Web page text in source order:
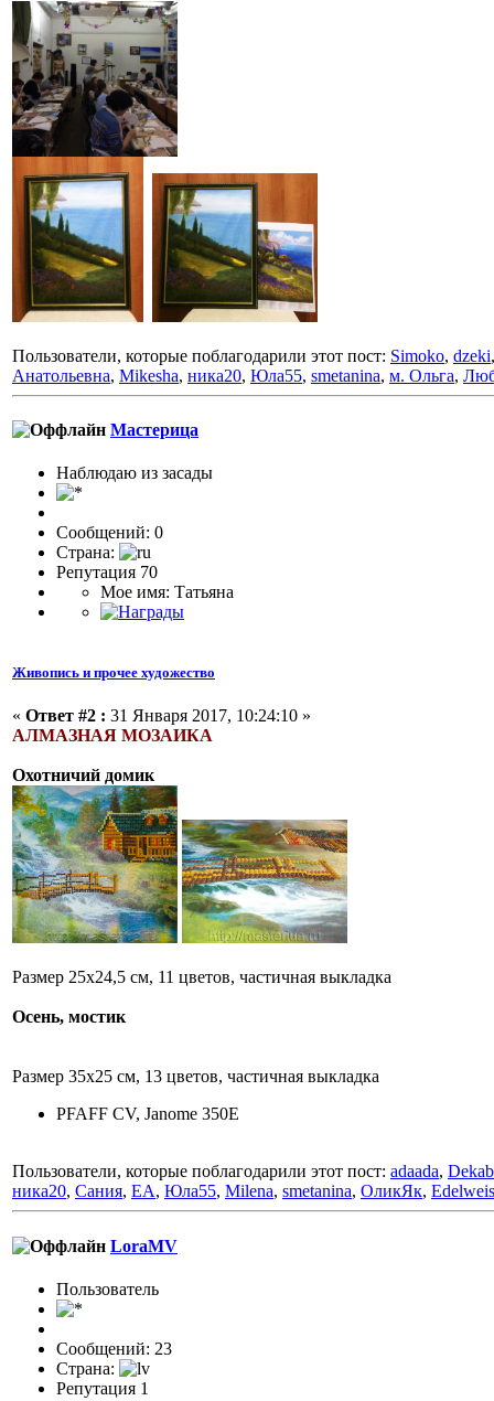
Пользователи, которые поблагодарили этот пост: Simoko, dzeki
Анатольевна, Mikesha, ника20, Юла55, smetanina, м. Ольга,
Мастерица
Наблюдаю из засады
Сообщений: 0
Страна:
Репутация 70
Мое имя: Татьяна
Живопись и прочее художество
« Ответ #2 : 31 Января 2017, 10:24:10 »
АЛМАЗНАЯ МОЗАИКА
Охотничий домик
Размер 25х24,5 см, 11 цветов, частичная выкладка
Осень, мостик
Размер 35х25 см, 13 цветов, частичная выкладка
PFAFF CV, Janome 350E
Пользователи, которые поблагодарили этот пост: adaada,
ника20, Сания, ЕА, Юла55, Milena, smetanina, ОликЯк,
LoraMV
Пользоватeль
Сообщений: 23
Страна:
Репутация 1